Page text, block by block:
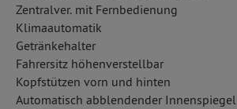
Zentralver. mit Fernbedienung
Klimaautomatik
Getränkehalter
Fahrersitz höhenverstellbar
Kopfstützen vorn und hinten
Automatisch abblendender Innenspiegel